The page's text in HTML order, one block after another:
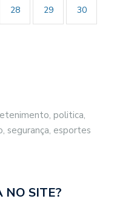
28 29 30
politica,
segurança, esportes
NO SITE?